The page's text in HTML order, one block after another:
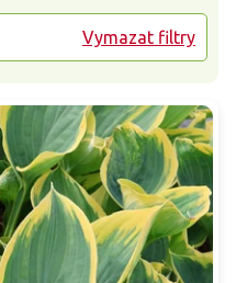
Vymazat filtry